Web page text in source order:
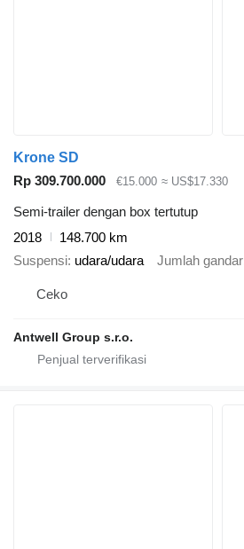
Krone SD
Rp 309.700.000
€15.000 ≈ US$17.330
Semi-trailer dengan box tertutup
2018
148.700 km
Suspensi udara/udara Jumlah gandar
Ceko
Antwell Group s.r.o.